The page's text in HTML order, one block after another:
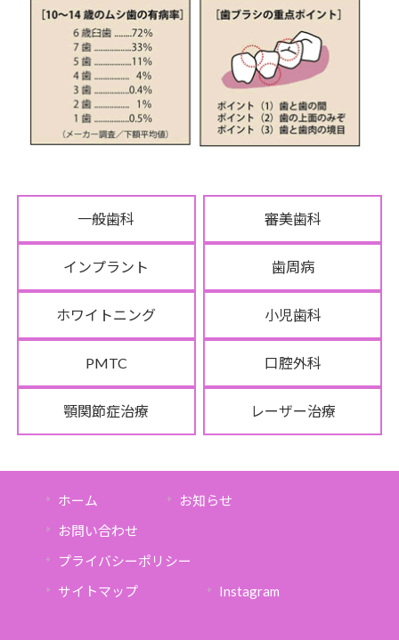
一般歯科 審美歯科
インプラント 歯周病
ホワイトニング 小児歯科
PMTC 口腔外科
顎関節症治療 レーザー治療
ホーム
お知らせ
お問い合わせ
プライバシーポリシー
サイトマップ
Instagram